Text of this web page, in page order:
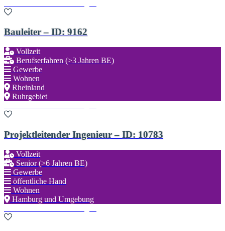
Bauleiter – ID: 9162
Vollzeit
Berufserfahren (>3 Jahren BE)
Gewerbe
Wohnen
Rheinland
Ruhrgebiet
Projektleitender Ingenieur – ID: 10783
Vollzeit
Senior (>6 Jahren BE)
Gewerbe
öffentliche Hand
Wohnen
Hamburg und Umgebung